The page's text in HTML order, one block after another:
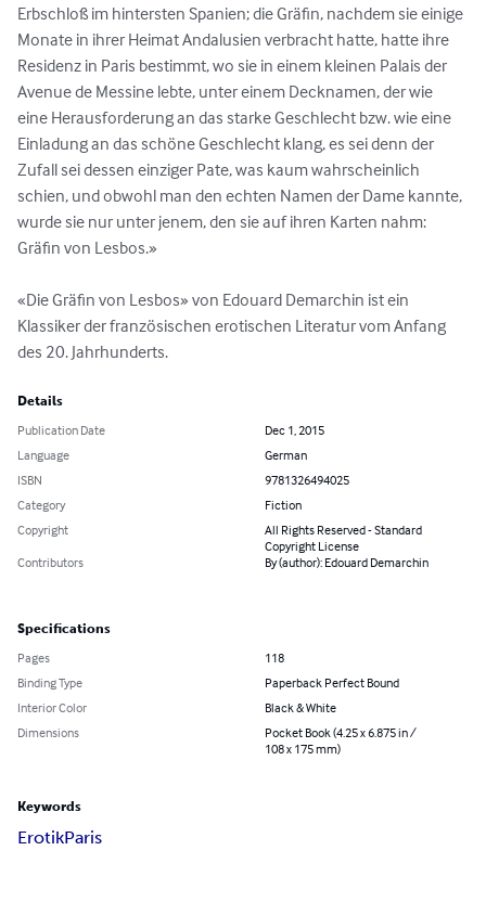
Erbschloß im hintersten Spanien; die Gräfin, nachdem sie einige
Monate in ihrer Heimat Andalusien verbracht hatte, hatte ihre
Residenz in Paris bestimmt, wo sie in einem kleinen Palais der
Avenue de Messine lebte, unter einem Decknamen, der wie
eine Herausforderung an das starke Geschlecht bzw. wie eine
Einladung an das schöne Geschlecht klang, es sei denn der
Zufall sei dessen einziger Pate, was kaum wahrscheinlich
schien, und obwohl man den echten Namen der Dame kannte,
wurde sie nur unter jenem, den sie auf ihren Karten nahm:
Gräfin von Lesbos.»
«Die Gräfin von Lesbos» von Edouard Demarchin ist ein
Klassiker der französischen erotischen Literatur vom Anfang
des 20. Jahrhunderts.
Details
Publication Date
Dec 1, 2015
Language
German
ISBN
9781326494025
Category
Fiction
Copyright
All Rights Reserved - Standard
Copyright License
Contributors
By (author): Edouard Demarchin
Specifications
Pages
118
Binding Type
Paperback Perfect Bound
Interior Color
Black & White
Dimensions
Pocket Book (4.25 x 6.875 in /
108 x 175 mm)
Keywords
ErotikParis